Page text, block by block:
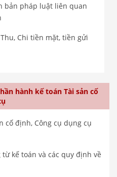
bản pháp luật liên quan
Chi tiền mặt, tiền gửi
hành kế toán Tài sản cố
cố định, Công cụ dụng cụ
kế toán và các quy định về